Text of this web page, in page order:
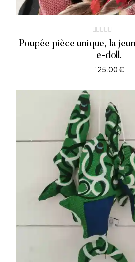
Poupée pièce unique, la
e-doll.
125.00€